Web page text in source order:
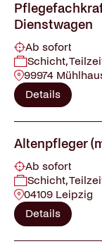
Dienstwagen
Ab sofort
Schicht,
99974
Details
Altenpfleger
Ab sofort
Schicht,
04109 Leipzig
Details